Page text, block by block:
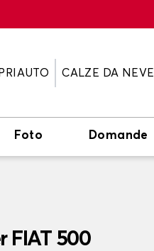
CALZE DA NEVE
Foto Domande
FIAT 500